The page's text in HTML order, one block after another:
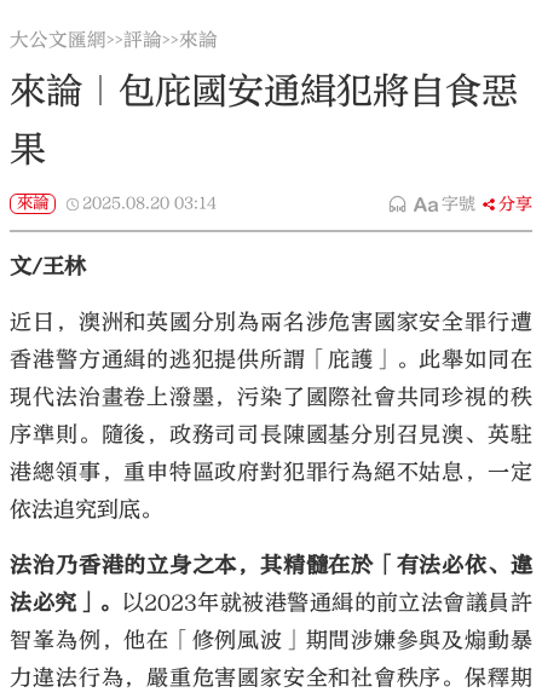
大公文匯網>>評論>>來論
來論｜包庇國安通緝犯將自食惡
果
來論 2025.08.20 03:14 字號 分享
文/王林
近日，澳洲和英國分別為兩名涉危害國家安全罪行遭
香港警方通緝的逃犯提供所謂「庇護」。此舉如同在
現代法治畫卷上潑墨，污染了國際社會共同珍視的秩
序準則。隨後，政務司司長陳國基分別召見澳、英駐
港總領事，重申特區政府對犯罪行為絕不姑息，一定
依法追究到底。
法治乃香港的立身之本，其精髓在於「有法必依、違
法必究」。 以2023年就被港警通緝的前立法會議員許
智峯為例，他在「修例風波」期間涉嫌參與及煽動暴
力違法行為，嚴重危害國家安全和社會秩序。保釋期